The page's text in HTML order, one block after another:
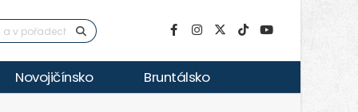
Novojičínsko Bruntálsko